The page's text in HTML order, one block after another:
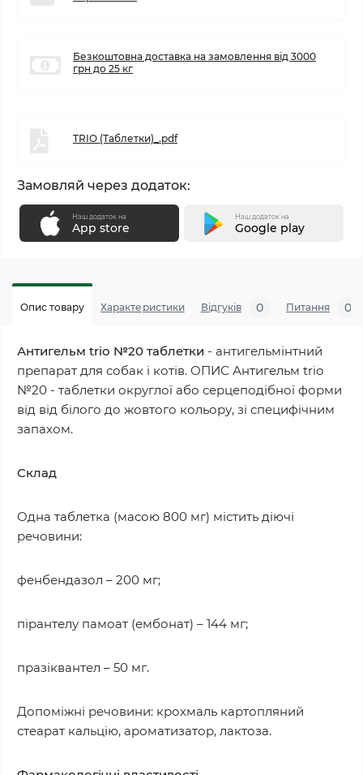
Безкоштовна доставка на замовлення від 3000
грн до 25 кг
TRIO (Таблетки)_.pdf
Замовляй через додаток:
Наш додаток на
App store
Наш додаток на
Google play
Опис товару Характеристики Відгуків 0 Питання 0
Антигельм trio №20 таблетки - антигельмінтний
препарат для собак і котів. ОПИС Антигельм trio
№20 - таблетки округлої або серцеподібної форми
від від білого до жовтого кольору, зі специфічним
запахом.
Склад
Одна таблетка (масою 800 мг) містить діючі
речовини:
фенбендазол – 200 мг;
пірантелу памоат (ембонат) – 144 мг;
празіквантел – 50 мг.
Допоміжні речовини: крохмаль картопляний
стеарат кальцію, ароматизатор, лактоза.